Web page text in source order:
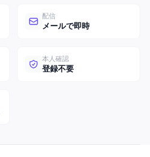
配信
メールで即時
本人確認
登録不要